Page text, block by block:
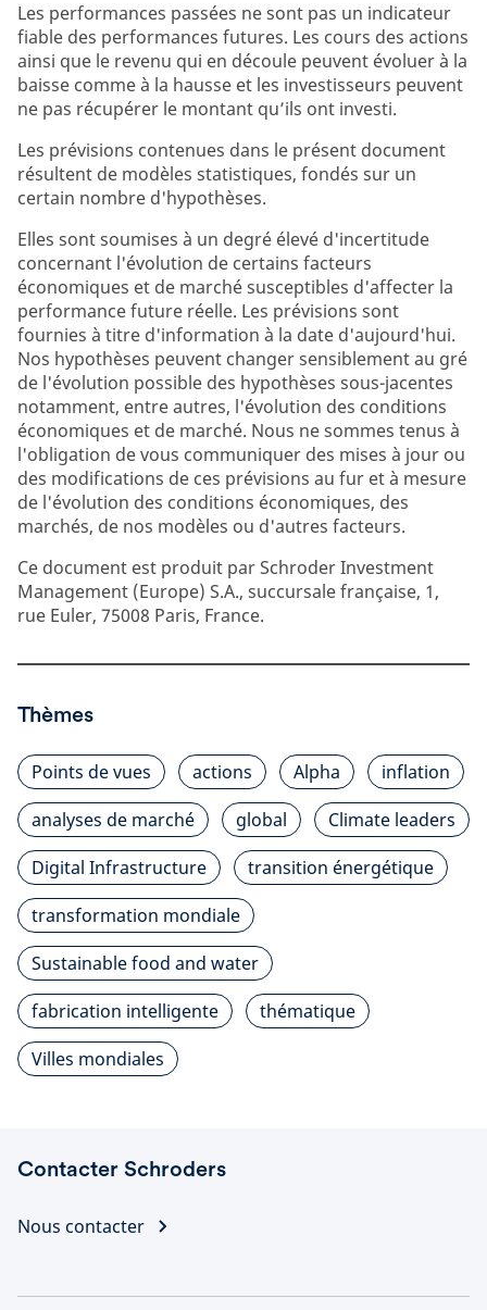
Les performances passées ne sont pas un indicateur
fiable des performances futures. Les cours des actions
ainsi que le revenu qui en découle peuvent évoluer à la
baisse comme à la hausse et les investisseurs peuvent
ne pas récupérer le montant qu’ils ont investi.
Les prévisions contenues dans le présent document
résultent de modèles statistiques, fondés sur un
certain nombre d'hypothèses.
Elles sont soumises à un degré élevé d'incertitude
concernant l'évolution de certains facteurs
économiques et de marché susceptibles d'affecter la
performance future réelle. Les prévisions sont
fournies à titre d'information à la date d'aujourd'hui.
Nos hypothèses peuvent changer sensiblement au gré
de l'évolution possible des hypothèses sous-jacentes
notamment, entre autres, l'évolution des conditions
économiques et de marché. Nous ne sommes tenus à
l'obligation de vous communiquer des mises à jour ou
des modifications de ces prévisions au fur et à mesure
de l'évolution des conditions économiques, des
marchés, de nos modèles ou d'autres facteurs.
Ce document est produit par Schroder Investment
Management (Europe) S.A., succursale française, 1,
rue Euler, 75008 Paris, France.
Thèmes
Points de vues actions Alpha
inflation
analyses de marché
global
Climate leaders
Digital Infrastructure
transition énergétique
transformation mondiale
Sustainable food and water
fabrication intelligente
thématique
Villes mondiales
Contacter Schroders
Nous contacter